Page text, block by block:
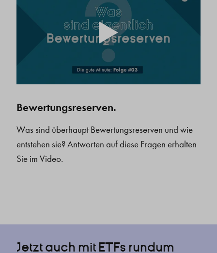
Bewertungsreserven.
Was sind überhaupt Bewertungsreserven und wie
entstehen sie? Antworten auf diese Fragen erhalten
Sie im Video.
Jetzt auch mit ETFs rundum